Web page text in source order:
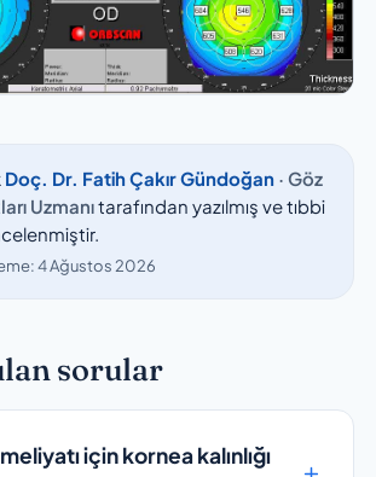
Doç. Dr. Fatih Çakır Gündoğan · Göz
Uzmanıtarafından yazılmış ve tıbbi
4 Ağustos 2026
sorular
için kornea kalınlığı